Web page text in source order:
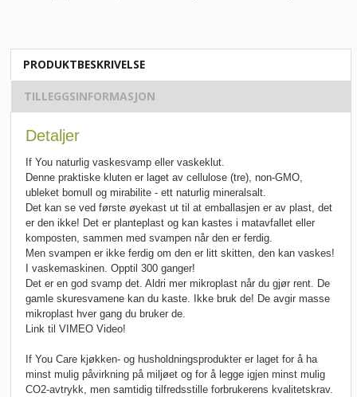
PRODUKTBESKRIVELSE
TILLEGGSINFORMASJON
Detaljer
If You naturlig vaskesvamp eller vaskeklut.
Denne praktiske kluten er laget av cellulose (tre), non-GMO,
ubleket bomull og mirabilite - ett naturlig mineralsalt.
Det kan se ved første øyekast ut til at emballasjen er av plast, det
er den ikke! Det er planteplast og kan kastes i matavfallet eller
komposten, sammen med svampen når den er ferdig.
Men svampen er ikke ferdig om den er litt skitten, den kan vaskes!
I vaskemaskinen. Opptil 300 ganger!
Det er en god svamp det. Aldri mer mikroplast når du gjør rent. De
gamle skuresvamene kan du kaste. Ikke bruk de! De avgir masse
mikroplast hver gang du bruker de.
Link til VIMEO Video!
If You Care kjøkken- og husholdningsprodukter er laget for å ha
minst mulig påvirkning på miljøet og for å legge igjen minst mulig
CO2-avtrykk, men samtidig tilfredsstille forbrukerens kvalitetskrav.